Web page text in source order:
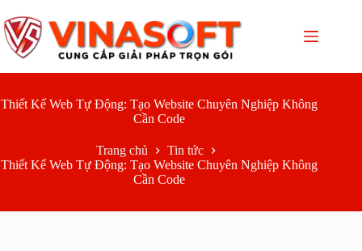
đến
phần
nội
Thiết Kế Web Tự Động: Tạo Website Chuyên Nghiệp Không
Cần Code
Trang chủ
Tin tức
Thiết Kế Web Tự Động: Tạo Website Chuyên Nghiệp Không
Cần Code